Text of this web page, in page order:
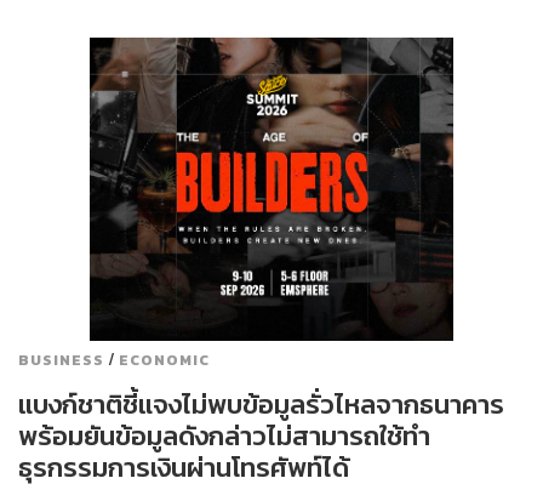
BUSINESS / ECONOMIC
แบงก์ชาติชี้แจงไม่พบข้อมูลรั่วไหลจากธนาคาร
พร้อมยันข้อมูลดังกล่าวไม่สามารถใช้ทำ
ธุรกรรมการเงินผ่านโทรศัพท์ได้